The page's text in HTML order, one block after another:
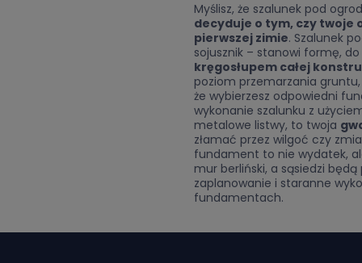
Myślisz, że szalunek pod
decyduje o tym, czy twoje
pierwszej zimie. Szalunek
sojusznik – stanowi formę,
kręgosłupem całej
poziom przemarzania
że wybierzesz odpowiedni
wykonanie szalunku z
metalowe listwy, to twoja
złamać przez wilgoć czy
fundament to nie wydatek,
mur berliński, a sąsiedzi
zaplanowanie i staranne
fundamentach.